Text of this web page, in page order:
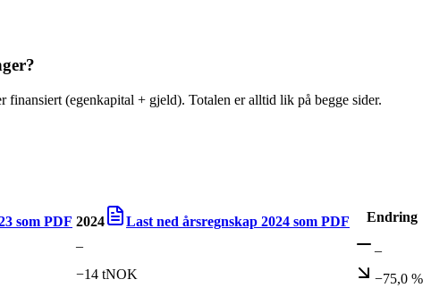
finansiert (egenkapital + gjeld). Totalen er alltid lik på begge sider.
som PDF 2024 Last ned årsregnskap 2024 som PDF Endring
–
–
−14 tNOK
−75,0 %